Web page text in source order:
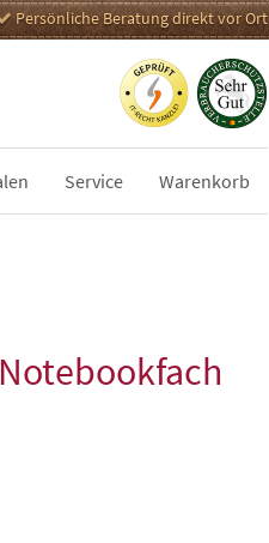
Persönliche Beratung direkt vor Ort
Service Warenkorb